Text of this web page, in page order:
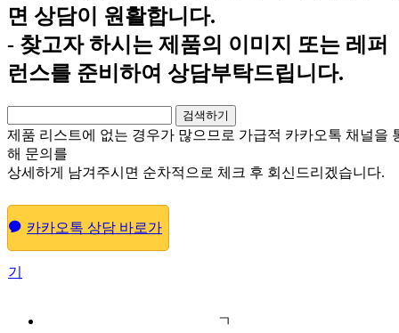
면 상담이 원활합니다.
- 찾고자 하시는 제품의 이미지 또는 레퍼
런스를 준비하여 상담부탁드립니다.
제품 리스트에 없는 경우가 많으므로 가급적 카카오톡 채널을
해 문의를
상세하게 남겨주시면 순차적으로 체크 후 회신드리겠습니다.
카카오톡 상담 바로가
기
ㄱ